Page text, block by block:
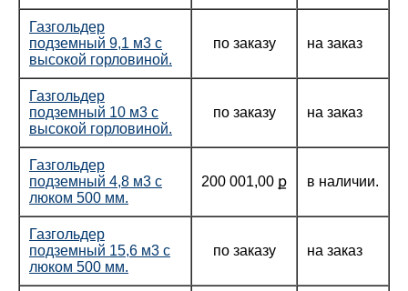
Газгольдер
подземный 9,1 м3 с
высокой горловиной.
по заказу на заказ
Газгольдер
подземный 10 м3 с
высокой горловиной.
по заказу на заказ
Газгольдер
подземный 4,8 м3 с
люком 500 мм.
200 001,00 ք в наличии.
Газгольдер
подземный 15,6 м3 с
люком 500 мм.
по заказу на заказ